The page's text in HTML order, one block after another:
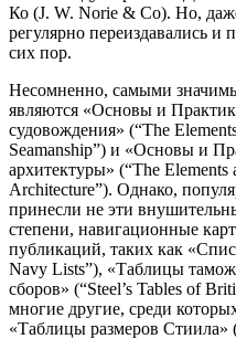
Ко (J. W. Norie & Co). Но,
регулярно переиздавались и
сих пор.
Несомненно, самыми
являются «Основы и
судовождения» (“The
Seamanship”) и «Основы и
архитектуры» (“The Elements
Architecture”). Однако,
принесли не эти
степени, навигационные
публикаций, таких как
Navy Lists”), «Таблицы
сборов» (“Steel’s Tables of
многие другие, среди
«Таблицы размеров Стиила»